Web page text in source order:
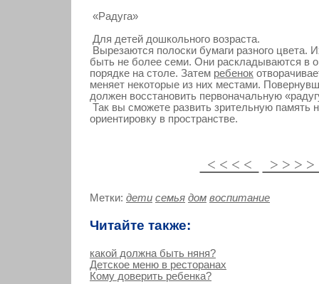
«Радуга»
Для детей дошкольного возраста.
Вырезаются полоски бумаги разного цвета.
быть не более семи. Они раскладываются в
порядке на столе. Затем ребенок
меняет некоторые из них местами.
должен восстановить первоначальную
Так вы сможете развить зрительную память
ориентировку в пространстве.
< < < < > > >
Метки: дети семья дом воспитание
Читайте также:
какой должна быть няня?
Детское меню в ресторанах
Кому доверить ребенка?